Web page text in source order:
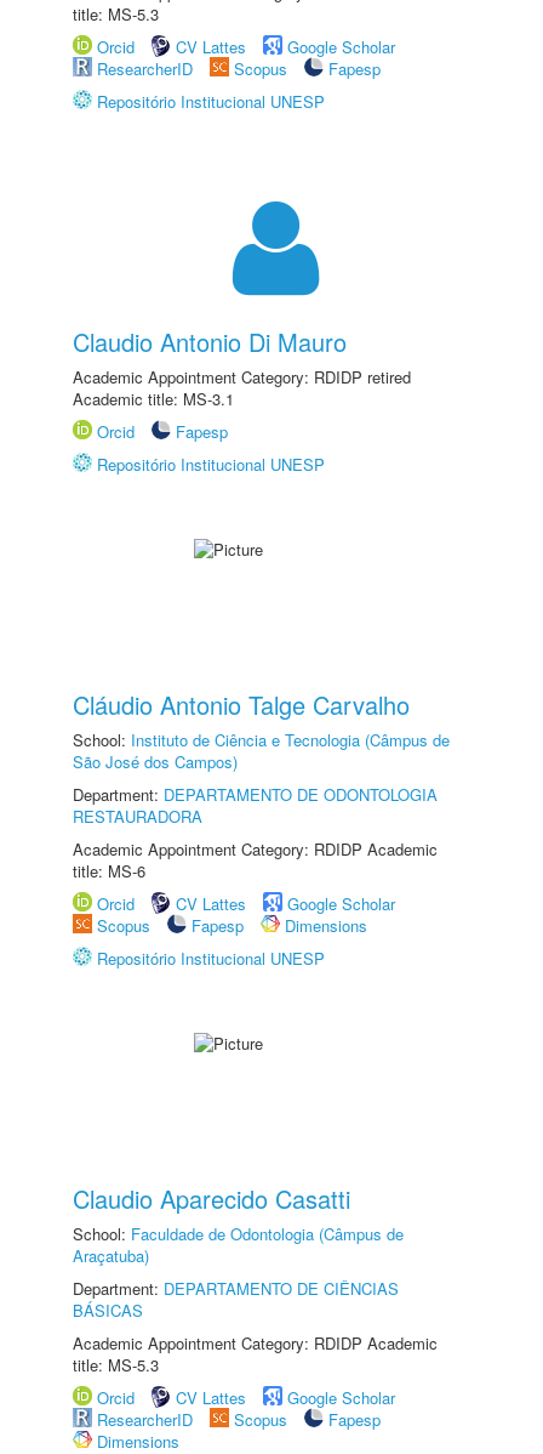
title: MS-5.3
Orcid
CV Lattes
Google Scholar
ResearcherID
Scopus
Fapesp
Repositório Institucional UNESP
Claudio Antonio Di Mauro
Academic Appointment Category: RDIDP retired
Academic title: MS-3.1
Orcid
Fapesp
Repositório Institucional UNESP
Cláudio Antonio Talge Carvalho
School: Instituto de Ciência e Tecnologia (Câmpus de
São José dos Campos)
Department: DEPARTAMENTO DE ODONTOLOGIA
RESTAURADORA
Academic Appointment Category: RDIDP Academic
title: MS-6
Orcid
CV Lattes
Google Scholar
Scopus
Fapesp
Dimensions
Repositório Institucional UNESP
Claudio Aparecido Casatti
School: Faculdade de Odontologia (Câmpus de
Araçatuba)
Department: DEPARTAMENTO DE CIÊNCIAS
BÁSICAS
Academic Appointment Category: RDIDP Academic
title: MS-5.3
Orcid
CV Lattes
Google Scholar
ResearcherID
Scopus
Fapesp
Dimensions